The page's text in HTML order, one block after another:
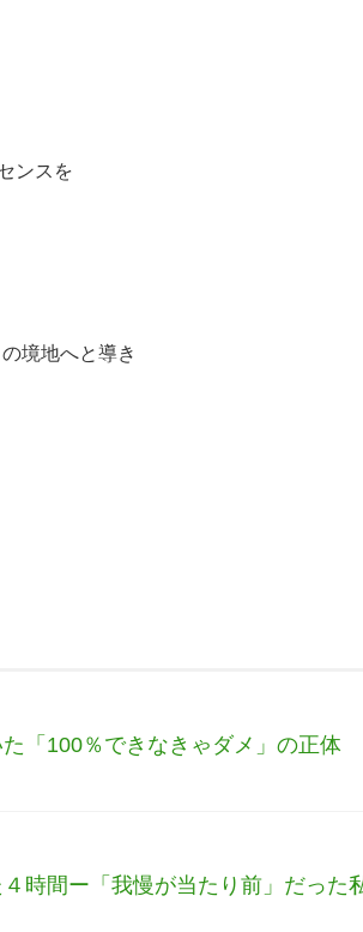
ンスを
境地へと導き
「100％できなきゃダメ」の正体
時間ー「我慢が当たり前」だった